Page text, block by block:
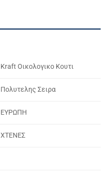
Kraft Οικολογικο Κουτι
Πολυτελης Σειρα
ΕΥΡΩΠΗ
ΧΤΕΝΕΣ